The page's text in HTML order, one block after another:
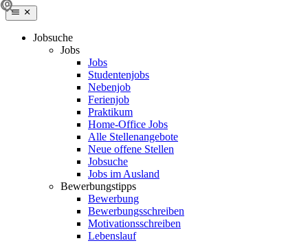
Jobsuche
Jobs
Jobs
Studentenjobs
Nebenjob
Ferienjob
Praktikum
Home-Office Jobs
Alle Stellenangebote
Neue offene Stellen
Jobsuche
Jobs im Ausland
Bewerbungstipps
Bewerbung
Bewerbungsschreiben
Motivationsschreiben
Lebenslauf